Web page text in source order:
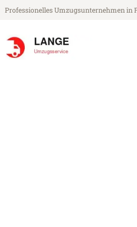
Professionelles Umzugsunternehmen in